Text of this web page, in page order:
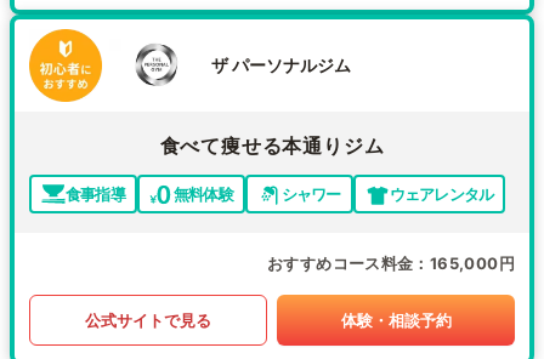
ザ パーソナルジム
食べて痩せる本通りジム
食事指導 無料体験 シャワー ウェアレンタル
おすすめコース料金 165,000円
公式サイトで見る 体験・相談予約